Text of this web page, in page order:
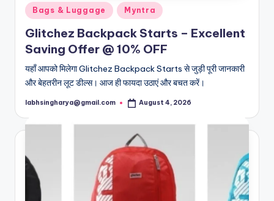
Posted
in
Bags & Luggage Myntra
Glitchez Backpack Starts – Excellent
Saving Offer @ 10% OFF
यहाँ आपको मिलेगा Glitchez Backpack Starts से जुड़ी पूरी जानकारी
और बेहतरीन लूट डील्स। आज ही फायदा उठाएं और बचत करें।
Posted
labhsingharya@gmail.com August 4, 2026